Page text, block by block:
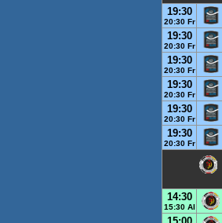
19:30
20:30 Fr
19:30
20:30 Fr
19:30
20:30 Fr
19:30
20:30 Fr
19:30
20:30 Fr
19:30
20:30 Fr
14:30
15:30 Al